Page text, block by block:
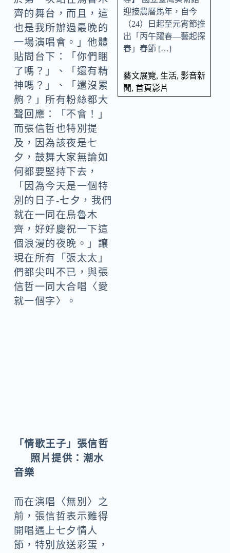
齊的舞台，而且，這
也是我所辦過最晚的
一場演唱會。」他體
貼問台下：「你們睏
了嗎？」、「還有精
神嗎？」、「還沒累
齁？」所有粉絲都大
聲回應：「不會！」
而張信哲也特別提
及，因為該夜是七
夕，鼓舞大家無論如
何都要堅持下去，
「因為今天是一個特
別的日子-七夕，我們
就在一同在烏魯木
齊，好好慶祝一下這
個浪漫的夜晚。」讓
現在所有「張太太」
們都尖叫不已，與張
信哲一同大合唱〈愛
就一個字〉。
「情歌王子」張信哲
照片提供：潮水
音樂
而在演唱〈無別〉之
前，張信哲表示難得
開唱遇上七夕情人
節，特別放送彩蛋，
迎接農曆馬年，自今
（24）日起至元宵節推
出「丙午躍春—藝起探
春」春節 […]
藝文展覽, 生活, 影音新
聞, 首頁影片